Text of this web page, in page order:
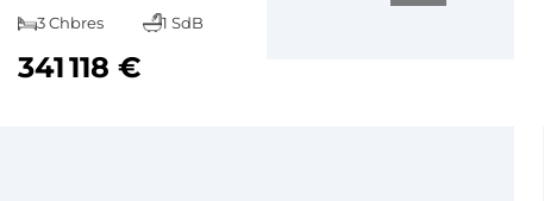
3 Chbres
1 SdB
341 118 €